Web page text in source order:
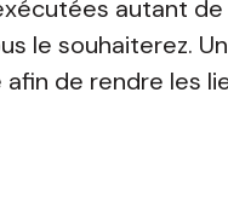
autant
le souhaiterez.
de rendre les